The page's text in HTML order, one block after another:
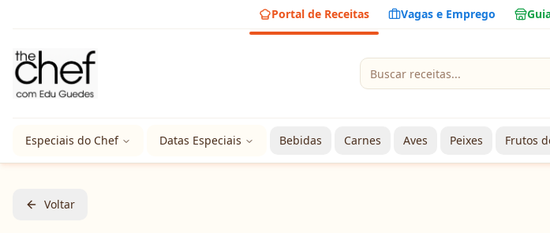
Portal de Receitas Vagas e Emprego
Especiais do Chef Datas Especiais Bebidas Carnes Aves Peixes Frutos
Voltar